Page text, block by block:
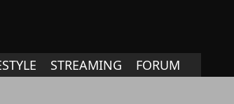
STREAMING FORUM